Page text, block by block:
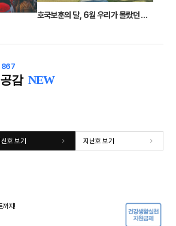
호국보훈의 달, 6월 우리가 몰랐던 충무공을 만날 시간
867
감 NEW
호 보기 지난호 보기
까지!